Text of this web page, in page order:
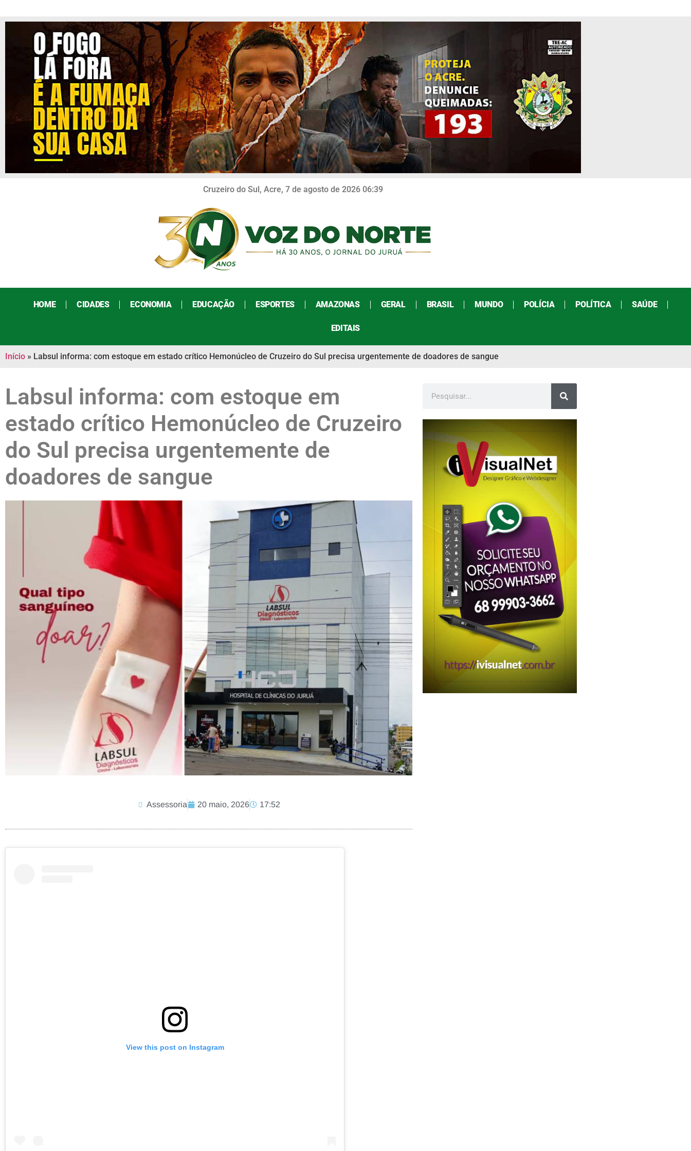
Cruzeiro do Sul, Acre, 7 de agosto de 2026 06:39
HOME CIDADES ECONOMIA EDUCAÇÃO ESPORTES AMAZONAS GERAL BRASIL MUNDO POLÍCIA POLÍTICA SAÚDE
EDITAIS
Início » Labsul informa: com estoque em estado crítico Hemonúcleo de Cruzeiro do Sul precisa urgentemente de doadores de sangue
Labsul informa: com estoque em
estado crítico Hemonúcleo de Cruzeiro
do Sul precisa urgentemente de
doadores de sangue
Assessoria 20 maio, 2026 17:52
View this post on Instagram